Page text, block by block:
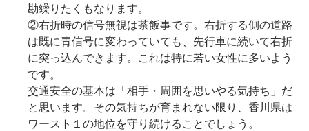
勘繰りたくもなります。
②右折時の信号無視は茶飯事です。右折する側の道路
は既に青信号に変わっていても、先行車に続いて右折
に突っ込んできます。これは特に若い女性に多いよう
です。
交通安全の基本は「相手・周囲を思いやる気持ち」だ
と思います。その気持ちが育まれない限り、香川県は
ワースト１の地位を守り続けることでしょう。